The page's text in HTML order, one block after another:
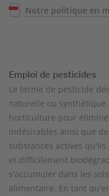
Notre politique en
Emploi de pesticides
Le terme de pesticide
naturelle ou
horticulture pour
indésirables ainsi que
substances actives
et difficilement
s'accumuler dans les
alimentaire. En tant